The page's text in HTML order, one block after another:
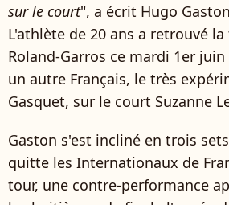
sur le court", a écrit Hugo
L'athlète de 20 ans a retrouvé
Roland-Garros ce mardi 1er
un autre Français, le très
Gasquet, sur le court Suzanne
Gaston s'est incliné en trois
quitte les Internationaux de
tour, une contre-performance